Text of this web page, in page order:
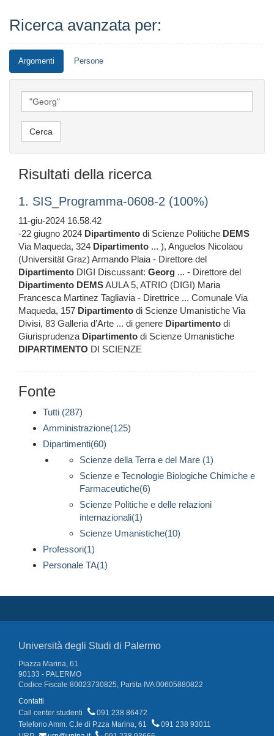
Ricerca avanzata per:
Argomenti Persone
Risultati della ricerca
1. SIS_Programma-0608-2 (100%)
11-giu-2024 16.58.42
-22 giugno 2024 Dipartimento di Scienze Politiche DEMS
Via Maqueda, 324 Dipartimento ... ), Anguelos Nicolaou
(Universität Graz) Armando Plaia - Direttore del
Dipartimento DIGI Discussant: Georg ... - Direttore del
Dipartimento DEMSAULA 5, ATRIO (DIGI) Maria
Francesca Martinez Tagliavia - Direttrice ... Comunale Via
Maqueda, 157 Dipartimento di Scienze Umanistiche Via
Divisi, 83 Galleria d’Arte ... di genere Dipartimento di
Giurisprudenza Dipartimento di Scienze Umanistiche
DIPARTIMENTO DI SCIENZE
Fonte
Tutti (287)
Amministrazione(125)
Dipartimenti(60)
Scienze della Terra e del Mare (1)
Scienze e Tecnologie Biologiche Chimiche e
Farmaceutiche(6)
Scienze Politiche e delle relazioni
internazionali(1)
Scienze Umanistiche(10)
Professori(1)
Personale TA(1)
Università degli Studi di Palermo
Piazza Marina, 61
90133 - PALERMO
Codice Fiscale 80023730825, Partita IVA 00605880822
Contatti
Call center studenti
091 238 86472
Telefono Amm. C.le di P.zza Marina, 61
091 238 93011